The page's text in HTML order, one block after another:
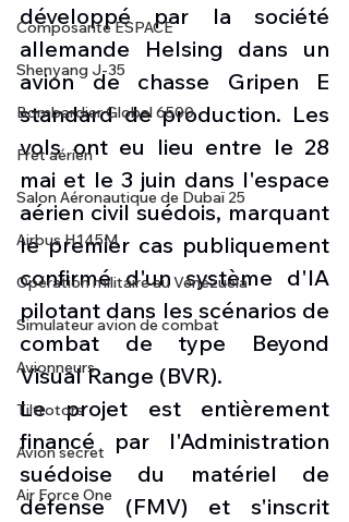
Composante ESPACE
Shenyang J-35
Bombardier Global 6500
Fret aérien
Salon Aéronautique de Dubaï 25
Airbus H145M
Opération militaire au Vénézuela
Simulateur avion de combat
Avionneurs
Tiltrotors
Avion secret
Air Force One
développé par la société
allemande Helsing dans un
avion de chasse Gripen E
standard de production. Les
vols ont eu lieu entre le 28
mai et le 3 juin dans l'espace
aérien civil suédois, marquant
le premier cas publiquement
confirmé d'un système d'IA
pilotant dans les scénarios de
combat de type Beyond
Visual Range (BVR).
Le projet est entièrement
financé par l'Administration
suédoise du matériel de
défense (FMV) et s'inscrit